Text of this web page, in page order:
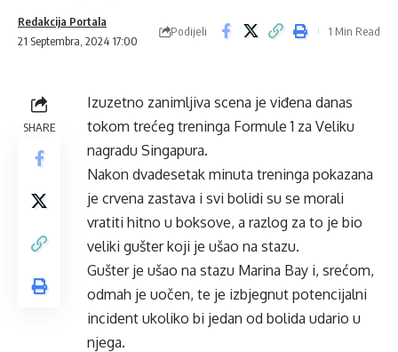
21 Septembra, 2024 17:00
Redakcija Portala
Podijeli 1 Min Read
SHARE
Izuzetno zanimljiva scena je viđena danas
tokom trećeg treninga Formule 1 za Veliku
nagradu Singapura.
Nakon dvadesetak minuta treninga pokazana
je crvena zastava i svi bolidi su se morali
vratiti hitno u boksove, a razlog za to je bio
veliki gušter koji je ušao na stazu.
Gušter je ušao na stazu Marina Bay i, srećom,
odmah je uočen, te je izbjegnut potencijalni
incident ukoliko bi jedan od bolida udario u
njega.